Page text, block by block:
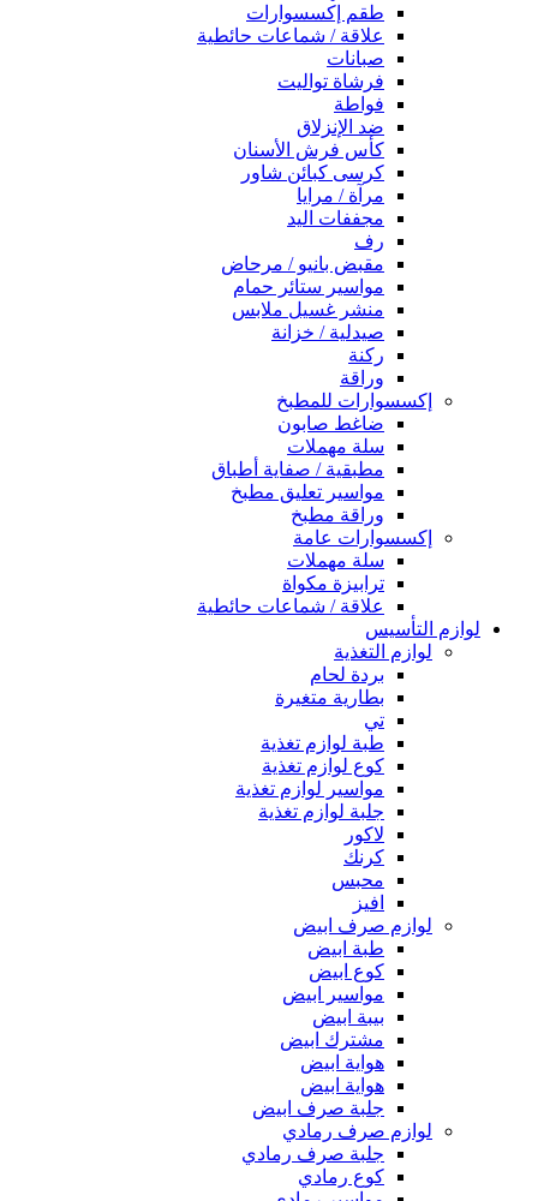
طقم إكسسوارات
علاقة / شماعات حائطية
صبانات
فرشاة تواليت
فواطة
ضد الإنزلاق
كأس فرش الأسنان
كرسى كبائن شاور
مرآة / مرايا
مجففات اليد
رف
مقبض بانيو / مرحاض
مواسير ستائر حمام
منشر غسيل ملابس
صيدلية / خزانة
ركنة
وراقة
إكسسوارات للمطبخ
ضاغط صابون
سلة مهملات
مطبقية / صفاية أطباق
مواسير تعليق مطبخ
وراقة مطبخ
إكسسوارات عامة
سلة مهملات
ترابيزة مكواة
علاقة / شماعات حائطية
لوازم التأسيس
لوازم التغذية
بردة لحام
بطارية متغيرة
تي
طبة لوازم تغذية
كوع لوازم تغذية
مواسير لوازم تغذية
جلبة لوازم تغذية
لاكور
كرنك
محبس
افيز
لوازم صرف ابيض
طبة ابيض
كوع ابيض
مواسير ابيض
بيبة ابيض
مشترك ابيض
هواية ابيض
هواية ابيض
جلبة صرف ابيض
لوازم صرف رمادي
جلبة صرف رمادي
كوع رمادي